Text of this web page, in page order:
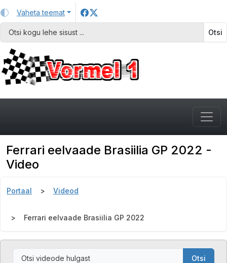
Vaheta teemat
Otsi
Ferrari eelvaade Brasiilia GP 2022 -
Video
Portaal Videod
Ferrari eelvaade Brasiilia GP 2022
Otsi